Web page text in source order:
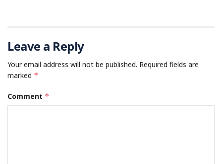
Leave a Reply
Your email address will not be published. Required fields are
marked *
Comment *